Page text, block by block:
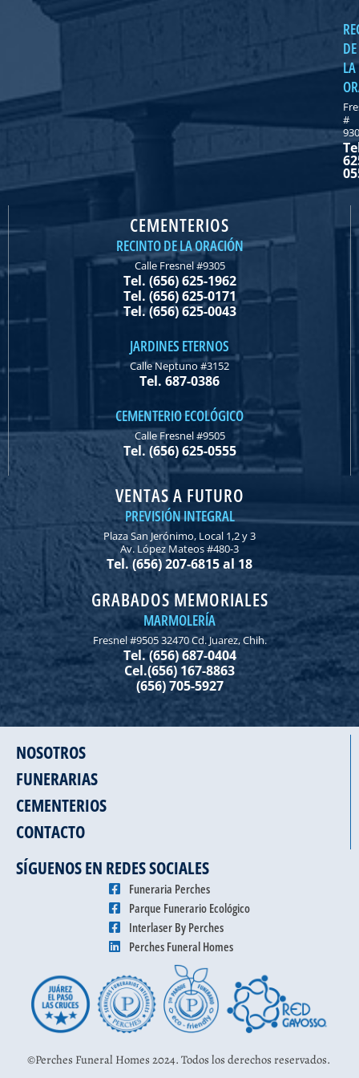
DE
LA
#
CEMENTERIOS
RECINTO DE LA ORACIÓN
Calle Fresnel #9305
Tel. (656) 625-1962
Tel. (656) 625-0171
Tel. (656) 625-0043
JARDINES ETERNOS
Calle Neptuno #3152
Tel. 687-0386
CEMENTERIO ECOLÓGICO
Calle Fresnel #9505
Tel. (656) 625-0555
VENTAS A FUTURO
PREVISIÓN INTEGRAL
Plaza San Jerónimo, Local 1,2 y 3
Av. López Mateos #480-3
Tel. (656) 207-6815 al 18
GRABADOS MEMORIALES
MARMOLERÍA
Fresnel #9505 32470 Cd. Juarez, Chih.
Tel. (656) 687-0404
Cel.(656) 167-8863
(656) 705-5927
NOSOTROS
FUNERARIAS
CEMENTERIOS
CONTACTO
SÍGUENOS EN REDES SOCIALES
Funeraria Perches
Parque Funerario Ecológico
Interlaser By Perches
Perches Funeral Homes
©Perches Funeral Homes 2024. Todos los derechos reservados.